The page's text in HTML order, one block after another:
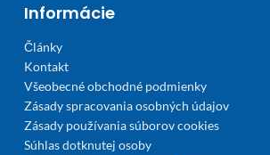
Informácie
Články
Kontakt
Všeobecné obchodné podmienky
Zásady spracovania osobných údajov
Zásady používania súborov cookies
Súhlas dotknutej osoby